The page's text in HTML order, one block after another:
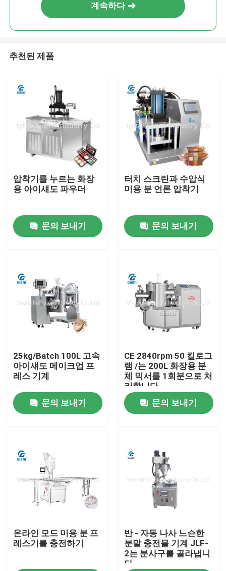
집
우리 에 관한 것
공장 투어
저희와 연락
뉴스
사건
계속하다
추천된 제품
압착기를 누르는 화장
용 아이섀도 파우더
문의 보내기
터치 스크린과 수압식
미용 분 언론 압착기
문의 보내기
25kg/Batch 100L 고속
아이섀도 메이크업 프
레스 기계
문의 보내기
CE 2840rpm 50 킬로그
램 /는 200L 화장용 분
체 믹서를 1회분으로 처
리합니다
문의 보내기
온라인 모드 미용 분 프
레스기를 충전하기
반 - 자동 나사 느슨한
분말 충전물 기계 JLF-
2는 분사구를 골라냅니
다